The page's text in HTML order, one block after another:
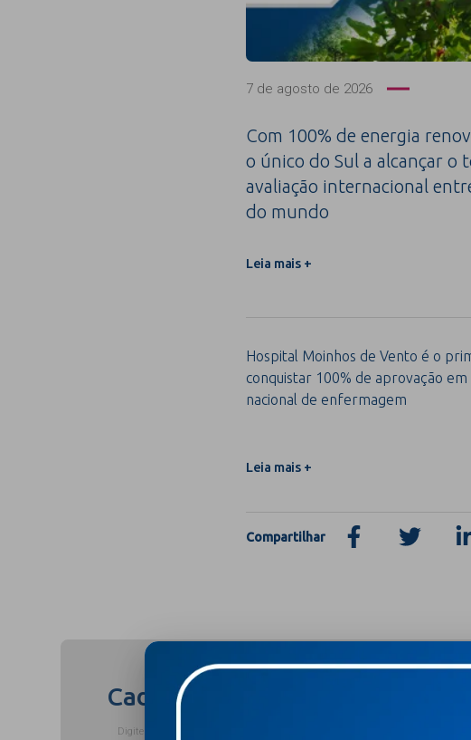
7 de agosto de 2026
Com 100% de energia
o único do Sul a alcançar o
avaliação internacional
do mundo
Leia mais +
Hospital Moinhos de Vento é o
conquistar 100% de aprovação
nacional de enfermagem
Leia mais +
Compartilhar
Cadastre-se para receber
Digite o seu nome completo